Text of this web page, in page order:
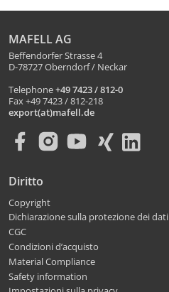
MAFELL AG
Beffendorfer Strasse 4
D-78727 Oberndorf / Neckar
Telephone+49 7423 / 812-0
Fax +49 7423 / 812-218
export(at)mafell.de
Diritto
Copyright
Dichiarazione sulla protezione dei dati
CGC
Condizioni d’acquisto
Material Compliance
Safety information